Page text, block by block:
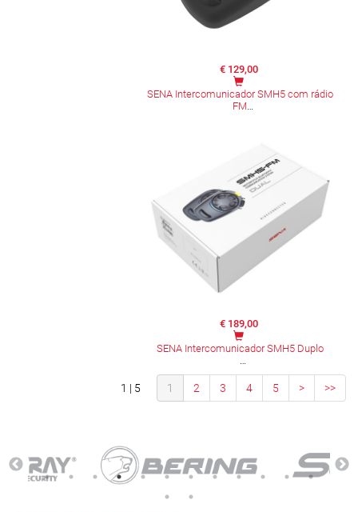
€ 129,00
SENA Intercomunicador SMH5 com rádio
FM
€ 189,00
SENA Intercomunicador SMH5 Duplo
1 | 5 1 2 3 4 5 > >>